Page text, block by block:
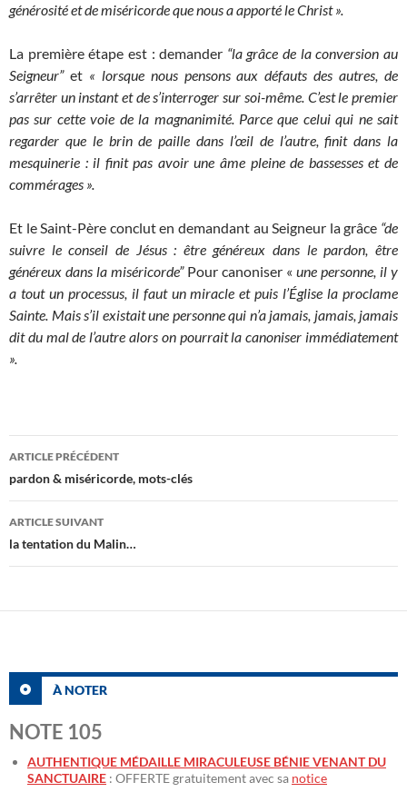
générosité et de miséricorde que nous a apporté le Christ ».
La première étape est : demander “la grâce de la conversion au
Seigneur”et « lorsque nous pensons aux défauts des autres, de
s’arrêter un instant et de s’interroger sur soi-même. C’est le premier
pas sur cette voie de la magnanimité. Parce que celui qui ne sait
regarder que le brin de paille dans l’œil de l’autre, finit dans la
mesquinerie : il finit pas avoir une âme pleine de bassesses et de
commérages ».
Et le Saint-Père conclut en demandant au Seigneur la grâce “de
suivre le conseil de Jésus : être généreux dans le pardon, être
généreux dans la miséricorde”Pour canoniser « une personne, il y
a tout un processus, il faut un miracle et puis l’Église la proclame
Sainte. Mais s’il existait une personne qui n’a jamais, jamais, jamais
dit du mal de l’autre alors on pourrait la canoniser immédiatement
».
Navigation
des
articles
ARTICLE PRÉCÉDENT
pardon & miséricorde, mots-clés
ARTICLE SUIVANT
la tentation du Malin…
À NOTER
NOTE 105
AUTHENTIQUE MÉDAILLE MIRACULEUSE BÉNIE VENANT DU
SANCTUAIRE : OFFERTE gratuitement avec sa notice